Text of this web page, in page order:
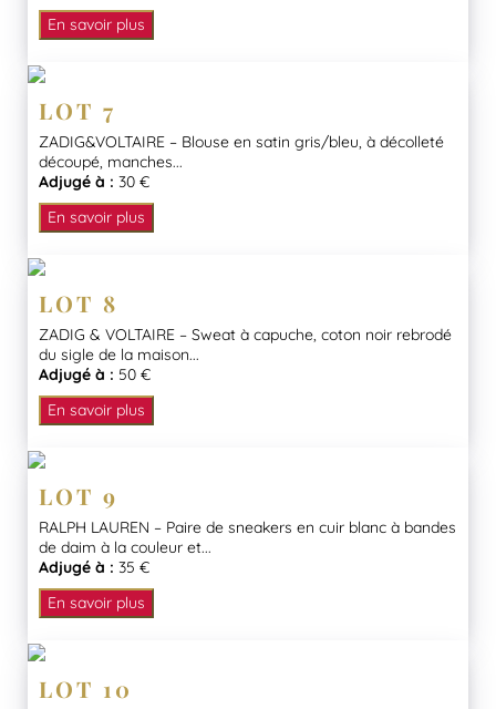
En savoir plus
LOT 7
ZADIG&VOLTAIRE – Blouse en satin gris/bleu, à décolleté
découpé, manches...
Adjugé à : 30 €
En savoir plus
LOT 8
ZADIG & VOLTAIRE – Sweat à capuche, coton noir rebrodé
du sigle de la maison...
Adjugé à : 50 €
En savoir plus
LOT 9
RALPH LAUREN – Paire de sneakers en cuir blanc à bandes
de daim à la couleur et...
Adjugé à : 35 €
En savoir plus
LOT 10